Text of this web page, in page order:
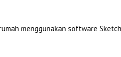
menggunakan software